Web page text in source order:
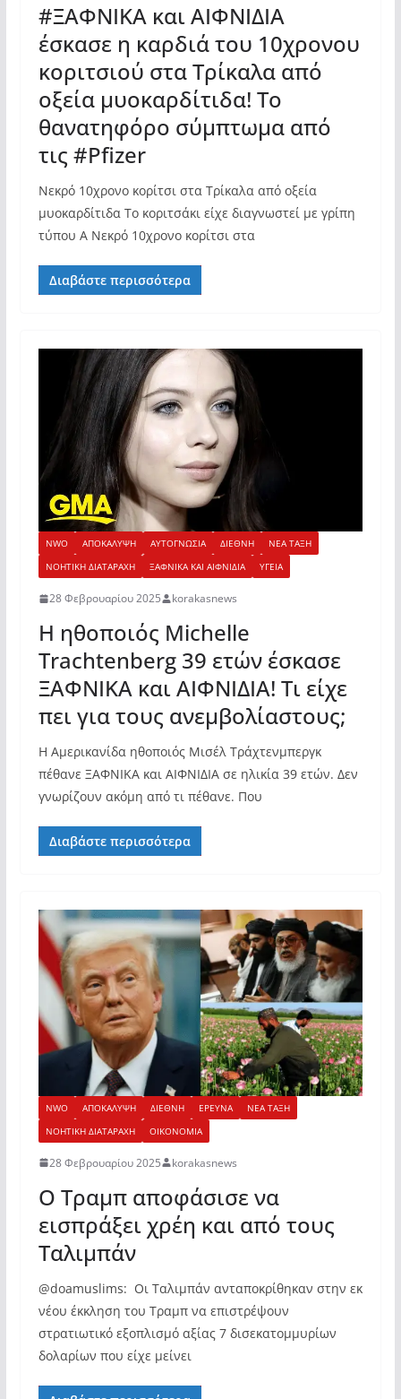
#ΞΑΦΝΙΚΑ και ΑΙΦΝΙΔΙΑ
έσκασε η καρδιά του 10χρονου
κοριτσιού στα Τρίκαλα από
οξεία μυοκαρδίτιδα! Το
θανατηφόρο σύμπτωμα από
τις #Pfizer
Νεκρό 10χρονο κορίτσι στα Τρίκαλα από οξεία
μυοκαρδίτιδα Το κοριτσάκι είχε διαγνωστεί με γρίπη
τύπου Α Νεκρό 10χρονο κορίτσι στα
Διαβάστε περισσότερα
NWO ΑΠΟΚΑΛΥΨΗ ΑΥΤΟΓΝΩΣΙΑ ΔΙΕΘΝΗ
ΝΕΑ ΤΑΞΗ
ΝΟΗΤΙΚΗ ΔΙΑΤΑΡΑΧΗ
ΞΑΦΝΙΚΑ ΚΑΙ ΑΙΦΝΙΔΙΑ ΥΓΕΙΑ
28 Φεβρουαρίου 2025 korakasnews
Η ηθοποιός Michelle
Trachtenberg 39 ετών έσκασε
ΞΑΦΝΙΚΑ και ΑΙΦΝΙΔΙΑ! Τι είχε
πει για τους ανεμβολίαστους;
Η Αμερικανίδα ηθοποιός Μισέλ Τράχτενμπεργκ
πέθανε ΞΑΦΝΙΚΑ και ΑΙΦΝΙΔΙΑ σε ηλικία 39 ετών. Δεν
γνωρίζουν ακόμη από τι πέθανε. Που
Διαβάστε περισσότερα
NWO ΑΠΟΚΑΛΥΨΗ ΔΙΕΘΝΗ ΕΡΕΥΝΑ
ΝΕΑ ΤΑΞΗ
ΝΟΗΤΙΚΗ ΔΙΑΤΑΡΑΧΗ
ΟΙΚΟΝΟΜΙΑ
28 Φεβρουαρίου 2025 korakasnews
Ο Τραμπ αποφάσισε να
εισπράξει χρέη και από τους
Ταλιμπάν
@doamuslims: Οι Ταλιμπάν ανταποκρίθηκαν στην εκ
νέου έκκληση του Τραμπ να επιστρέψουν
στρατιωτικό εξοπλισμό αξίας 7 δισεκατομμυρίων
δολαρίων που είχε μείνει